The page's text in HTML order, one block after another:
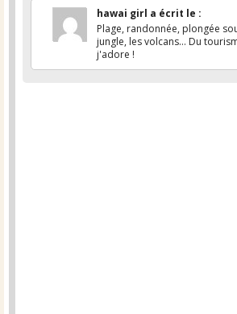
hawai girl a écrit le :
Plage, randonnée, plongée
jungle, les volcans... Du
j'adore !